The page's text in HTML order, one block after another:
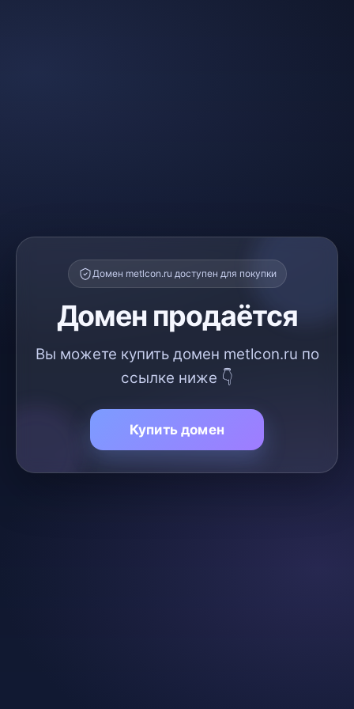
Домен metlcon.ru доступен для покупки
Домен продаётся
Вы можете купить домен metlcon.ru по
ссылке ниже 👇
Купить домен